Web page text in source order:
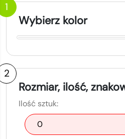
1
Wybierz kolor
2
Rozmiar, ilość,
Ilość sztuk: